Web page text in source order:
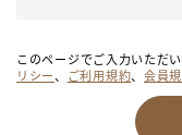
このページでご入力いただ
リシー、 ご利用規約、 会員